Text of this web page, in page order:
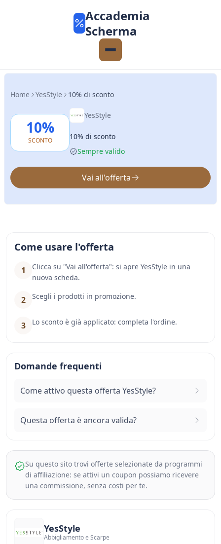
Accademia
Scherma
Home YesStyle 10% di sconto
10%
SCONTO
YesStyle
10% di sconto
Sempre valido
Vai all'offerta
Come usare l'offerta
1
Clicca su "Vai all'offerta": si apre YesStyle in una
nuova scheda.
2 Scegli i prodotti in promozione.
3 Lo sconto è già applicato: completa l'ordine.
Domande frequenti
Come attivo questa offerta YesStyle?
Questa offerta è ancora valida?
Su questo sito trovi offerte selezionate da programmi
di affiliazione: se attivi un coupon possiamo ricevere
una commissione, senza costi per te.
YesStyle
Abbigliamento e Scarpe